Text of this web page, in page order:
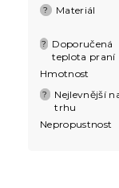
? Materiál
?
Doporučená
teplota praní
Hmotnost
?
Nejlevnější
trhu
Nepropustnost